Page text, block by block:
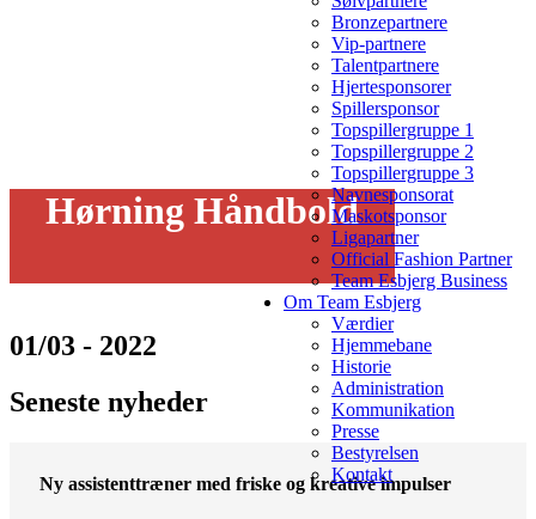
Bronzepartnere
Vip-partnere
Talentpartnere
Hjertesponsorer
Spillersponsor
Topspillergruppe 1
Topspillergruppe 2
Topspillergruppe 3
Navnesponsorat
Maskotsponsor
Ligapartner
Official Fashion Partner
Team Esbjerg Business
Om Team Esbjerg
Værdier
Hjemmebane
Historie
Administration
Kommunikation
Presse
Bestyrelsen
Kontakt
Hørning Håndbold
01/03 - 2022
Seneste nyheder
Ny assistenttræner med friske og kreative impulser